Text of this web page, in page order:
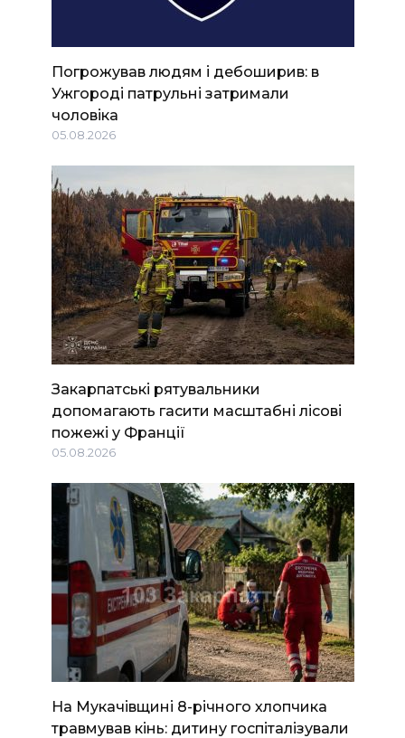
Погрожував людям і дебоширив: в
Ужгороді патрульні затримали
чоловіка
05.08.2026
Закарпатські рятувальники
допомагають гасити масштабні лісові
пожежі у Франції
05.08.2026
На Мукачівщині 8-річного хлопчика
травмував кінь: дитину госпіталізували